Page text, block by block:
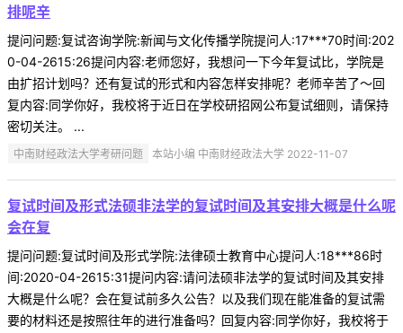
排呢辛
提问问题:复试咨询学院:新闻与文化传播学院提问人:17***70时间:202
0-04-2615:26提问内容:老师您好，我想问一下今年复试比，学院是
由扩招计划吗？还有复试的形式和内容怎样安排呢？老师辛苦了～回
复内容:同学你好，我校将于近日在学校研招网公布复试细则，请保持
密切关注。 ...
中南财经政法大学考研问题 本站小编 中南财经政法大学 2022-11-07
复试时间及形式法硕非法学的复试时间及其安排大概是什么呢
会在复
提问问题:复试时间及形式学院:法律硕士教育中心提问人:18***86时
间:2020-04-2615:31提问内容:请问法硕非法学的复试时间及其安排
大概是什么呢？会在复试前多久公告？以及我们现在能准备的复试需
要的材料还是按照往年的进行准备吗？回复内容:同学你好，我校将于